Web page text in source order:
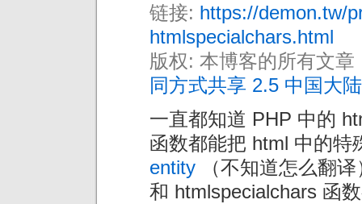
链接: https://demon.tw/
htmlspecialchars.html
版权: 本博客的所有文章
同方式共享 2.5 中国大陆
一直都知道 PHP 中的
函数都能把 html 中的
entity （不知道怎么翻
和 htmlspecialchars 函